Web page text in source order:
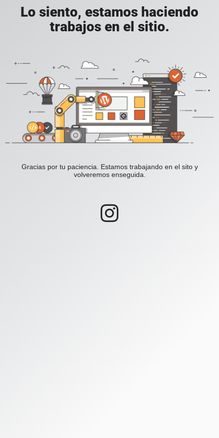
Lo siento, estamos haciendo
trabajos en el sitio.
Gracias por tu paciencia. Estamos trabajando en el sito y
volveremos enseguida.